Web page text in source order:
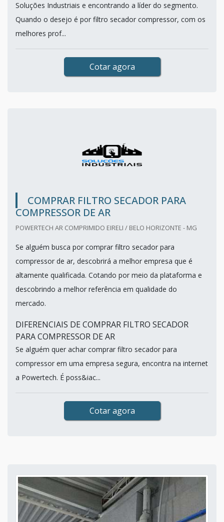
Soluções Industriais e encontrando a líder do segmento.
Quando o desejo é por filtro secador compressor, com os
melhores prof...
Cotar agora
COMPRAR FILTRO SECADOR PARA
COMPRESSOR DE AR
POWERTECH AR COMPRIMIDO EIRELI / BELO HORIZONTE - MG
Se alguém busca por comprar filtro secador para
compressor de ar, descobrirá a melhor empresa que é
altamente qualificada. Cotando por meio da plataforma e
descobrindo a melhor referência em qualidade do
mercado.
DIFERENCIAIS DE COMPRAR FILTRO SECADOR
PARA COMPRESSOR DE AR
Se alguém quer achar comprar filtro secador para
compressor em uma empresa segura, encontra na internet
a Powertech. É poss&iac...
Cotar agora